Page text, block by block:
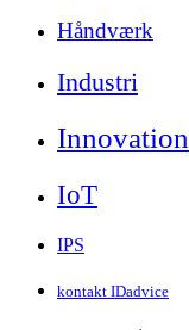
Håndværk
Industri
Innovation
IoT
IPS
kontakt IDadvice